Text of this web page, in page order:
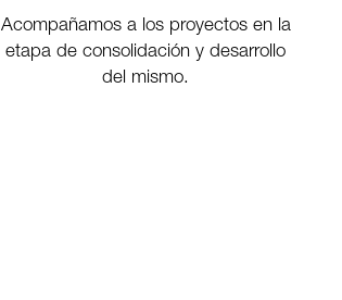
Acompañamos a los proyectos en la
etapa de consolidación y desarrollo
del mismo.